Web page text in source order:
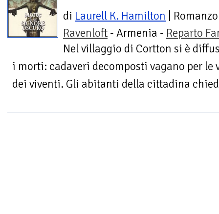
di Laurell K. Hamilton | Romanzo
Ravenloft - Armenia - Reparto
Nel villaggio di Cortton si è
i morti: cadaveri decomposti vagano per le
dei viventi. Gli abitanti della cittadina